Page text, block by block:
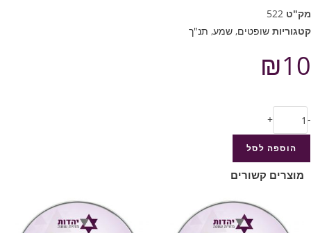
מק"ט 522
קטגוריות שופטים, שמע, תנ"ך
₪10
-
+
הוספה לסל
מוצרים קשורים